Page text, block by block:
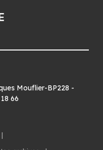
Mouflier-BP228 -
66
|